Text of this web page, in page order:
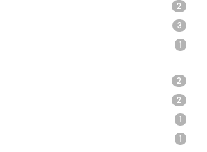
2
3
1
2
2
1
1